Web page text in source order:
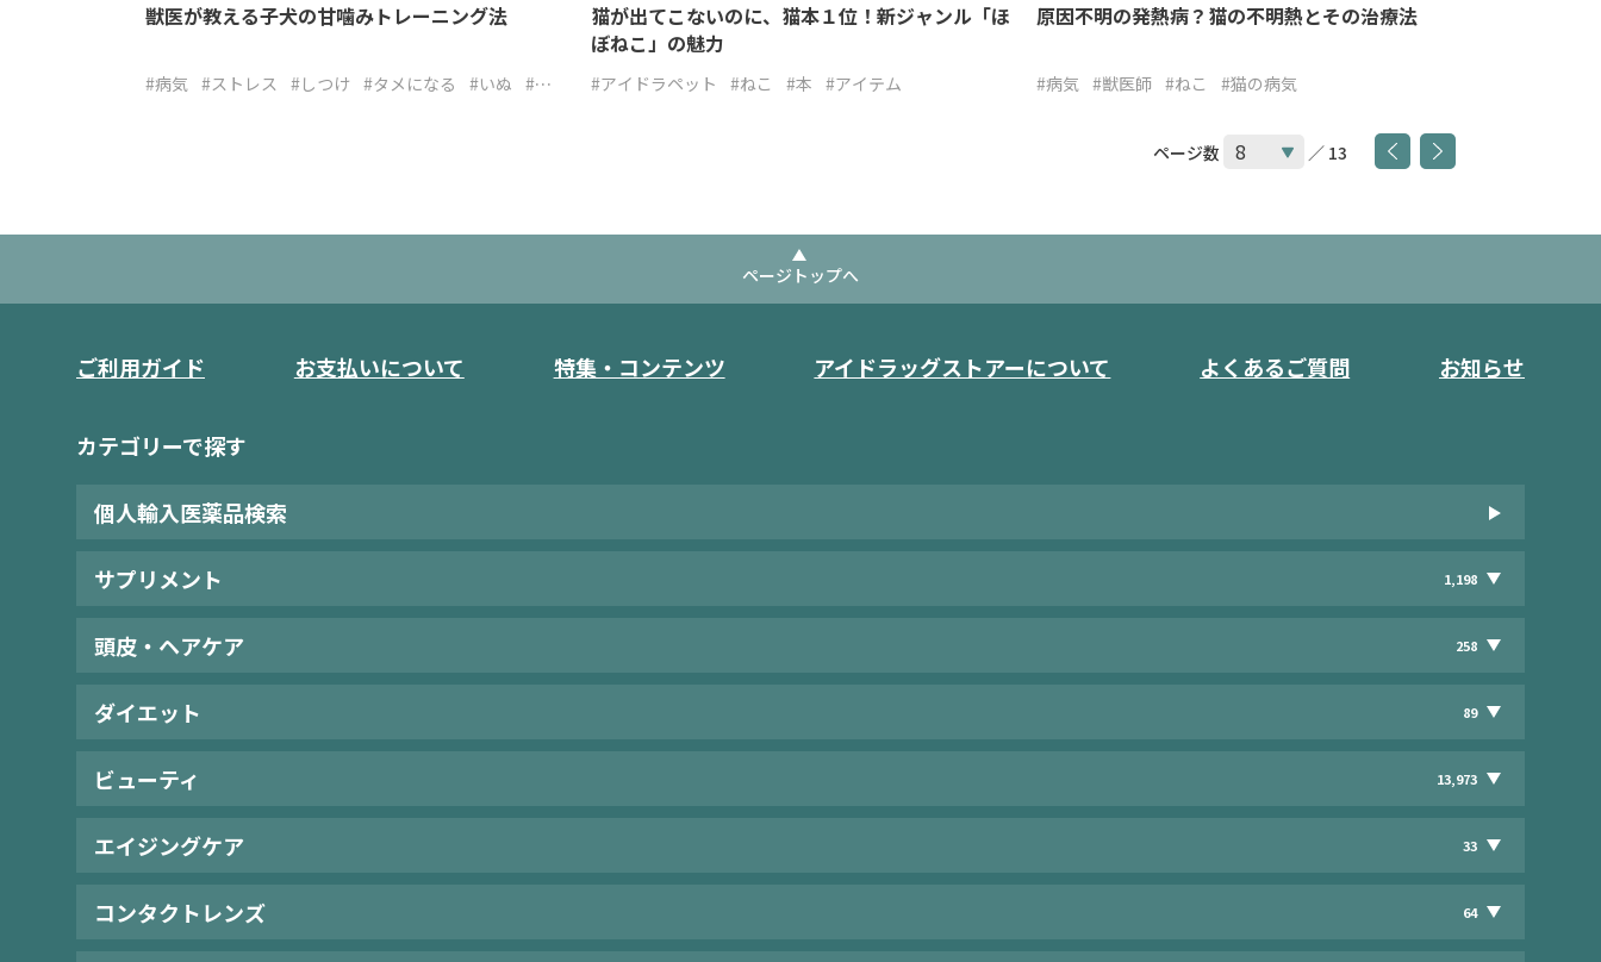
獣医が教える子犬の甘噛みトレーニング法
#病気 #ストレス #しつけ #タメになる #いぬ #お
猫が出てこないのに、猫本１位！新ジャンル「ほ
ぼねこ」の魅力
#アイドラペット #ねこ #本 #アイテム
原因不明の発熱病？猫の不明熱とその治療法
#病気 #獣医師 #ねこ #猫の病気
ページ数 ／ 13
ページトップへ
ご利用ガイド お支払いについて 特集・コンテンツ アイドラッグストアーについて よくあるご質問 お知らせ
カテゴリーで探す
個人輸入医薬品検索
サプリメント 1,198
頭皮・ヘアケア 258
ダイエット 89
ビューティ 13,973
エイジングケア 33
コンタクトレンズ 64